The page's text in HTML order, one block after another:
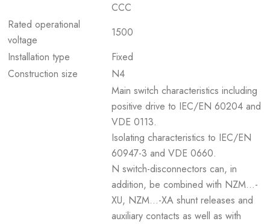
CCC
Rated operational
voltage
1500
Installation type
Fixed
Construction size
N4
Main switch characteristics including
positive drive to IEC/EN 60204 and
VDE 0113.
Isolating characteristics to IEC/EN
60947-3 and VDE 0660.
N switch-disconnectors can, in
addition, be combined with NZM...-
XU, NZM...-XA shunt releases and
auxiliary contacts as well as with